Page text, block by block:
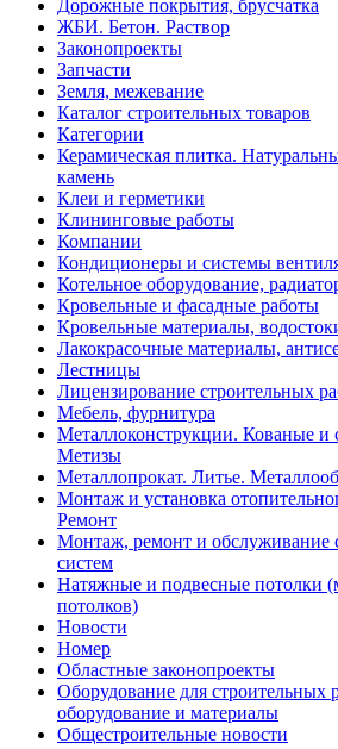
Дорожные покрытия, брусчатка
ЖБИ. Бетон. Раствор
Законопроекты
Запчасти
Земля, межевание
Каталог строительных товаров
Категории
Керамическая плитка.
камень
Клеи и герметики
Клининговые работы
Компании
Кондиционеры и системы
Котельное оборудование,
Кровельные и фасадные работы
Кровельные материалы,
Лакокрасочные материалы,
Лестницы
Лицензирование строительных
Мебель, фурнитура
Металлоконструкции. Кованые и
Метизы
Металлопрокат. Литье.
Монтаж и установка
Ремонт
Монтаж, ремонт и обслуживание
систем
Натяжные и подвесные потолки
потолков)
Новости
Номер
Областные законопроекты
Оборудование для строительных
оборудование и материалы
Общестроительные новости